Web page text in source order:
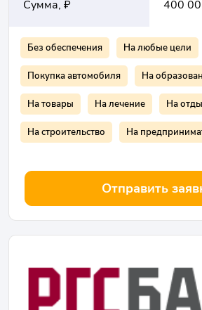
Сумма, ₽ 400
Без обеспечения На любые цели
Покупка автомобиля На
На товары На лечение На
На строительство На
Отправить